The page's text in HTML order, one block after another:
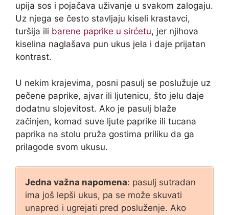
upija sos i pojačava uživanje u svakom zalogaju.
Uz njega se često stavljaju kiseli krastavci,
turšija ili barene paprike u sirćetu, jer njihova
kiselina naglašava pun ukus jela i daje prijatan
kontrast.
U nekim krajevima, posni pasulj se poslužuje uz
pečene paprike, ajvar ili ljutenicu, što jelu daje
dodatnu slojevitost. Ako je pasulj blaže
začinjen, komad suve ljute paprike ili tucana
paprika na stolu pruža gostima priliku da ga
prilagode svom ukusu.
Jedna važna napomena: pasulj sutradan
ima još lepši ukus, pa se može skuvati
unapred i ugrejati pred posluženje. Ako